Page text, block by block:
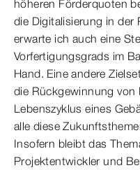
höheren Förderquoten
die Digitalisierung in der
erwarte ich auch eine
Vorfertigungsgrads im
Hand. Eine andere
die Rückgewinnung von
Lebenszyklus eines
alle diese
Insofern bleibt das
Projektentwickler und